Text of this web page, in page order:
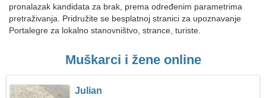
pronalazak kandidata za brak, prema određenim parametrima
pretraživanja. Pridružite se besplatnoj stranici za upoznavanje
Portalegre za lokalno stanovništvo, strance, turiste.
Muškarci i žene online
Julian